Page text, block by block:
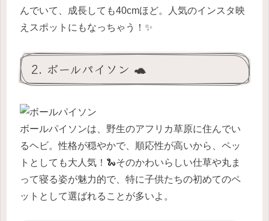
んでいて、成長しても40cmほど。人気のインスタ映
えスポットにもなっちゃう！✨
2. ボールパイソン 🐢
ボールパイソンは、野生のアフリカ草原に住んでい
るヘビ。性格が穏やかで、順応性が高いから、ペッ
トとしても大人気！🐍そのかわいらしい仕草や丸ま
って寝る姿が魅力的で、特に子供たちの初めてのペ
ットとして選ばれることが多いよ。